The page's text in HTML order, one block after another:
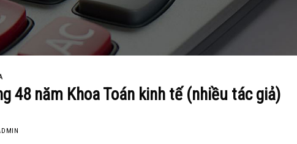
48 năm Khoa Toán kinh tế (nhiều tác giả)